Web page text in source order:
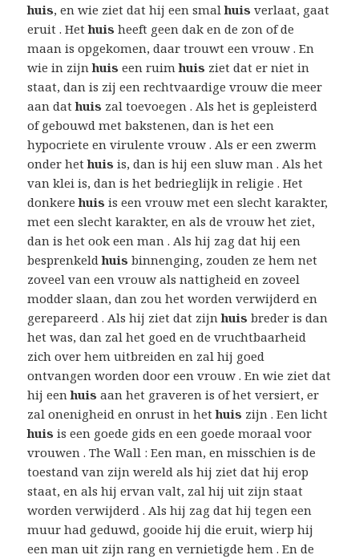
huis, en wie ziet dat hij een smalhuis verlaat, gaat
eruit . Hethuis heeft geen dak en de zon of de
maan is opgekomen, daar trouwt een vrouw . En
wie in zijnhuis een ruimhuis ziet dat er niet in
staat, dan is zij een rechtvaardige vrouw die meer
aan dathuis zal toevoegen . Als het is gepleisterd
of gebouwd met bakstenen, dan is het een
hypocriete en virulente vrouw . Als er een zwerm
onder hethuis is, dan is hij een sluw man . Als het
van klei is, dan is het bedrieglijk in religie . Het
donkerehuis is een vrouw met een slecht karakter,
met een slecht karakter, en als de vrouw het ziet,
dan is het ook een man . Als hij zag dat hij een
besprenkeldhuis binnenging, zouden ze hem net
zoveel van een vrouw als nattigheid en zoveel
modder slaan, dan zou het worden verwijderd en
gerepareerd . Als hij ziet dat zijnhuis breder is dan
het was, dan zal het goed en de vruchtbaarheid
zich over hem uitbreiden en zal hij goed
ontvangen worden door een vrouw . En wie ziet dat
hij eenhuis aan het graveren is of het versiert, er
zal onenigheid en onrust in hethuis zijn . Een licht
huis is een goede gids en een goede moraal voor
vrouwen . The Wall : Een man, en misschien is de
toestand van zijn wereld als hij ziet dat hij erop
staat, en als hij ervan valt, zal hij uit zijn staat
worden verwijderd . Als hij zag dat hij tegen een
muur had geduwd, gooide hij die eruit, wierp hij
een man uit zijn rang en vernietigde hem . En de